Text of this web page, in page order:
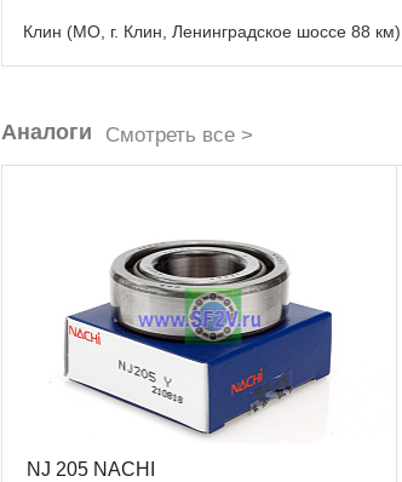
Клин (МО, г. Клин, Ленинградское шоссе 88 км)
Аналоги Смотреть все >
NJ 205 NACHI